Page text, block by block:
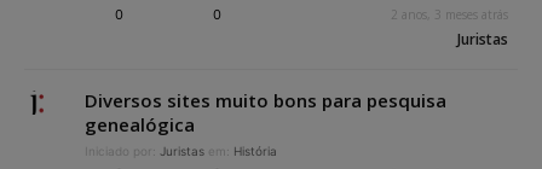
0 0 2 anos, 3 meses atrás
Juristas
Diversos sites muito bons para pesquisa
genealógica
Iniciado por: Juristas em: História